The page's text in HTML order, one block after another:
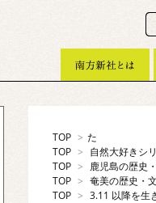
TOP > た
TOP > 自然大好きシ
TOP > 鹿児島の歴史
TOP > 奄美の歴史・
TOP > 3.11 以降を生